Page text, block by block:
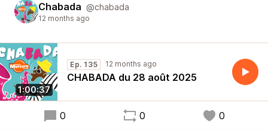
Chabada @chabada
12 months ago
1:00:37
Ep. 135 12 months ago
CHABADA du 28 août 2025
0 0 0